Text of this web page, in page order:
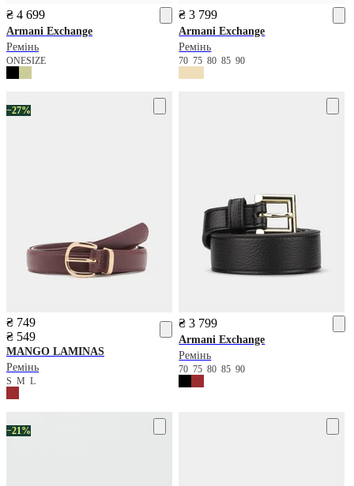
₴ 4 699
Armani Exchange
Ремінь
ONESIZE
₴ 3 799
Armani Exchange
Ремінь
7075808590
−27%
₴ 749
₴ 549
MANGO LAMINAS
Ремінь
S M L
₴ 3 799
Armani Exchange
Ремінь
7075808590
−21%